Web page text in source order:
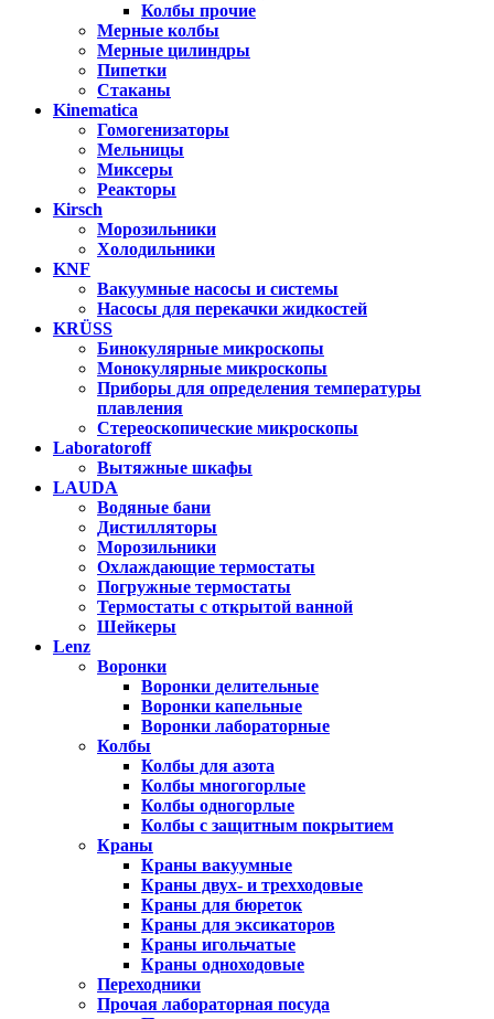
Колбы прочие
Мерные колбы
Мерные цилиндры
Пипетки
Стаканы
Kinematica
Гомогенизаторы
Мельницы
Миксеры
Реакторы
Kirsch
Морозильники
Холодильники
KNF
Вакуумные насосы и системы
Насосы для перекачки жидкостей
KRÜSS
Бинокулярные микроскопы
Монокулярные микроскопы
Приборы для определения температуры
плавления
Стереоскопические микроскопы
Laboratoroff
Вытяжные шкафы
LAUDA
Водяные бани
Дистилляторы
Морозильники
Охлаждающие термостаты
Погружные термостаты
Термостаты с открытой ванной
Шейкеры
Lenz
Воронки
Воронки делительные
Воронки капельные
Воронки лабораторные
Колбы
Колбы для азота
Колбы многогорлые
Колбы одногорлые
Колбы с защитным покрытием
Краны
Краны вакуумные
Краны двух- и трехходовые
Краны для бюреток
Краны для эксикаторов
Краны игольчатые
Краны одноходовые
Переходники
Прочая лабораторная посуда